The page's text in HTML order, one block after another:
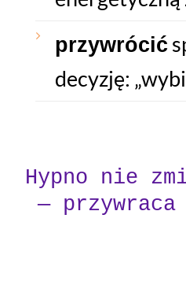
przywrócić
decyzję:
Hypno nie
—